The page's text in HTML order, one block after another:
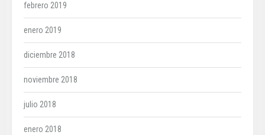
febrero 2019
enero 2019
diciembre 2018
noviembre 2018
julio 2018
enero 2018